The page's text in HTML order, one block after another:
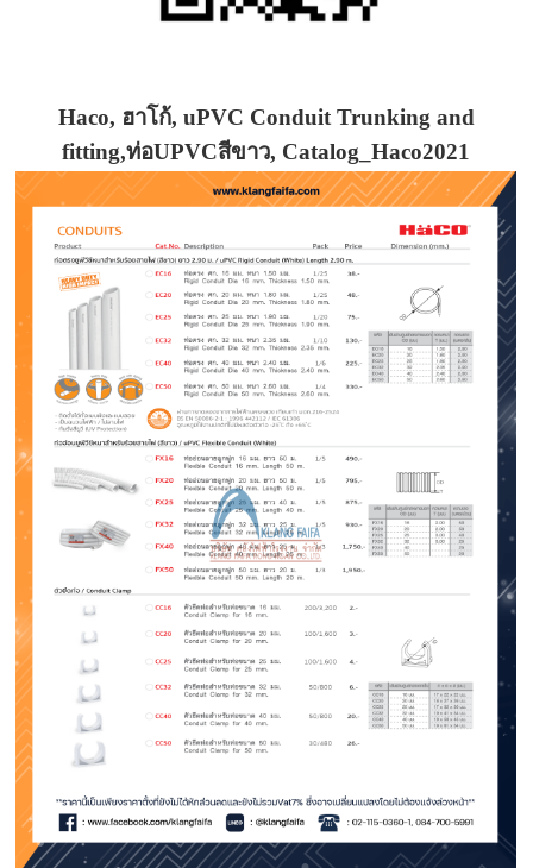
Haco, ฮาโก้, uPVC Conduit Trunking and
fitting,ท่อUPVCสีขาว, Catalog_Haco2021